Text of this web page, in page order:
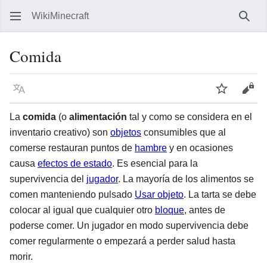
WikiMinecraft
Comida
Idioma VigilarVer
La comida (o alimentación tal y como se considera en el
inventario creativo) son objetos consumibles que al
comerse restauran puntos de hambre y en ocasiones
causa efectos de estado. Es esencial para la
supervivencia del jugador. La mayoría de los alimentos se
comen manteniendo pulsado Usar objeto. La tarta se debe
colocar al igual que cualquier otro bloque, antes de
poderse comer. Un jugador en modo supervivencia debe
comer regularmente o empezará a perder salud hasta
morir.